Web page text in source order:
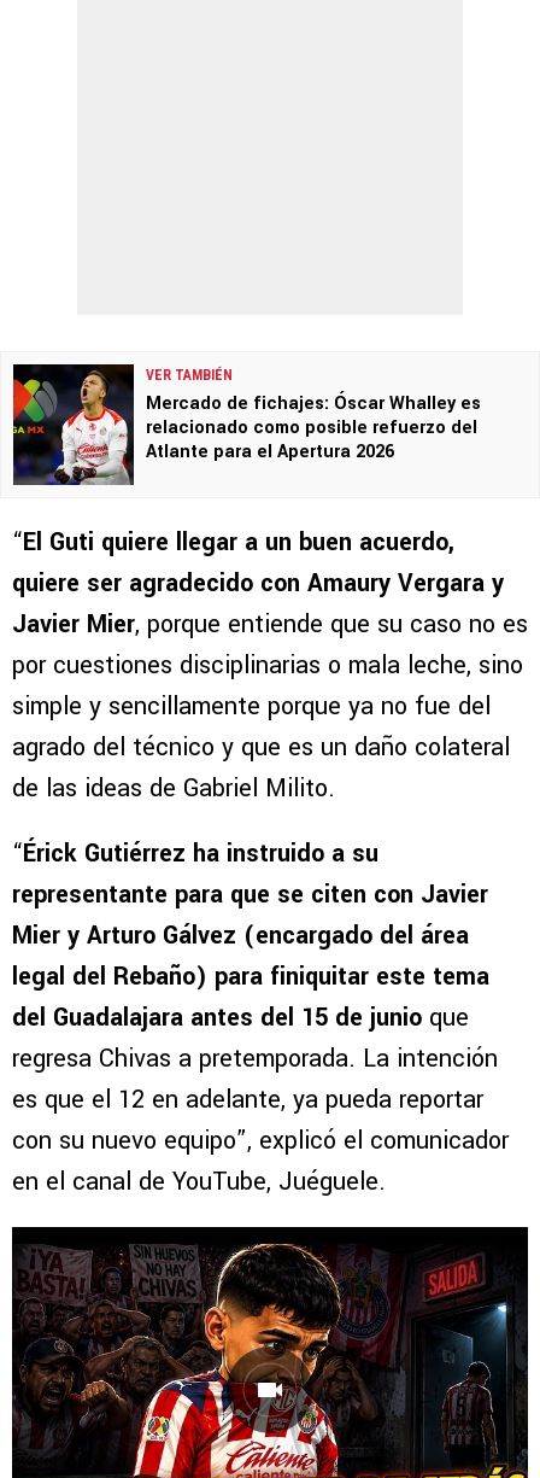
VER TAMBIÉN
Mercado de fichajes: Óscar Whalley es
relacionado como posible refuerzo del
Atlante para el Apertura 2026
“El Guti quiere llegar a un buen acuerdo,
quiere ser agradecido con Amaury Vergara y
Javier Mier, porque entiende que su caso no es
por cuestiones disciplinarias o mala leche, sino
simple y sencillamente porque ya no fue del
agrado del técnico y que es un daño colateral
de las ideas de Gabriel Milito.
“Érick Gutiérrez ha instruido a su
representante para que se citen con Javier
Mier y Arturo Gálvez (encargado del área
legal del Rebaño) para finiquitar este tema
del Guadalajara antes del 15 de junio que
regresa Chivas a pretemporada. La intención
es que el 12 en adelante, ya pueda reportar
con su nuevo equipo”, explicó el comunicador
en el canal de YouTube, Juéguele.